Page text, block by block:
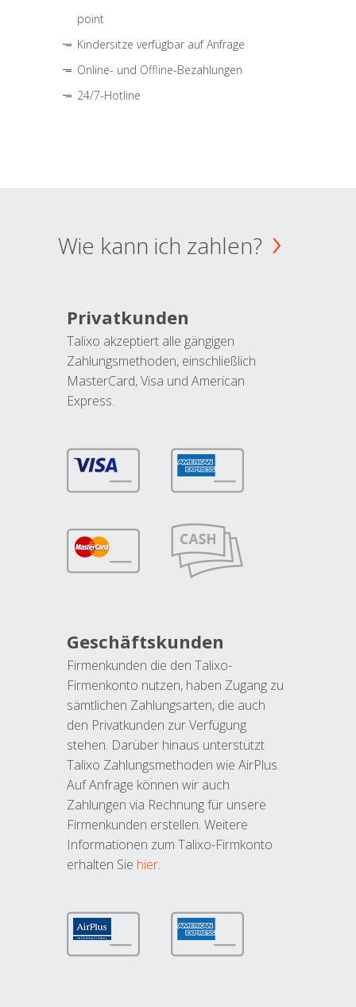
point
Kindersitze verfügbar auf Anfrage
Online- und Offline-Bezahlungen
24/7-Hotline
Wie kann ich zahlen?
Privatkunden
Talixo akzeptiert alle gängigen
Zahlungsmethoden, einschließlich
MasterCard, Visa und American
Express.
Geschäftskunden
Firmenkunden die den Talixo-
Firmenkonto nutzen, haben Zugang zu
sämtlichen Zahlungsarten, die auch
den Privatkunden zur Verfügung
stehen. Darüber hinaus unterstützt
Talixo Zahlungsmethoden wie AirPlus.
Auf Anfrage können wir auch
Zahlungen via Rechnung für unsere
Firmenkunden erstellen. Weitere
Informationen zum Talixo-Firmkonto
erhalten Sie hier.